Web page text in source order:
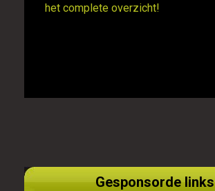
het complete overzicht!
Gesponsorde links